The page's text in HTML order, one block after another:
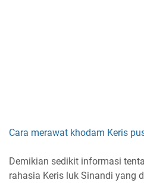
Cara merawat khodam Keris
Demikian sedikit informasi
rahasia Keris luk Sinandi yang